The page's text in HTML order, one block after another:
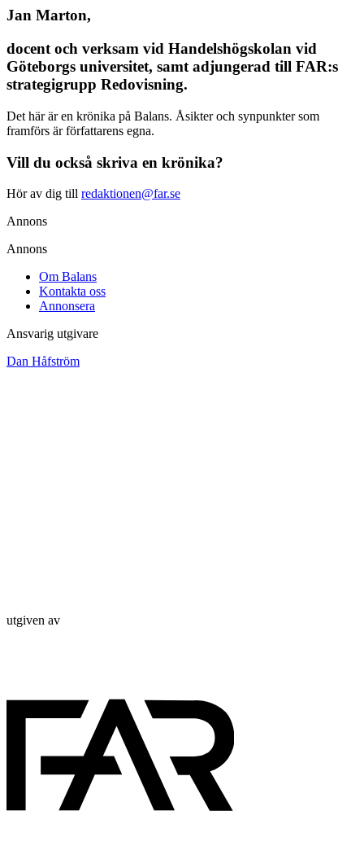
Jan Marton,
docent och verksam vid Handelshögskolan vid
Göteborgs universitet, samt ­adjungerad till FAR:s
strategi­grupp Redovisning.
Det här är en krönika på Balans. Åsikter och synpunkter som
framförs är författarens egna.
Vill du också skriva en krönika?
Hör av dig till redaktionen@far.se
Annons
Annons
Om Balans
Kontakta oss
Annonsera
Ansvarig utgivare
Dan Håfström
utgiven av